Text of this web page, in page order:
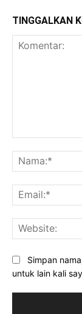
TINGGALKAN
Simpan
untuk lain kali